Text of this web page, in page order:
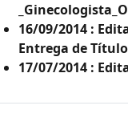
Inscritos Como
Ano
16/09/2014 :
Entrega de
17/07/2014 :